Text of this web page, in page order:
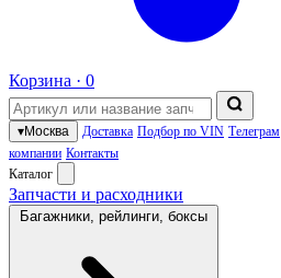
Корзина · 0
▾Москва Доставка Подбор по VIN Телеграм
компании Контакты
Каталог
Запчасти и расходники
Багажники, рейлинги, боксы